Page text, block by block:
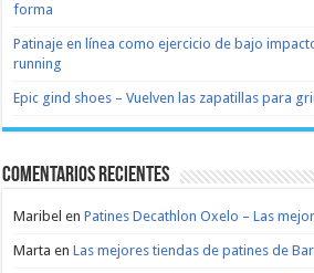
forma
Patinaje en línea como ejercicio de bajo
running
Epic gind shoes – Vuelven las zapatillas para
Comentarios recientes
Maribel enPatines Decathlon Oxelo – Las
Marta enLas mejores tiendas de patines de